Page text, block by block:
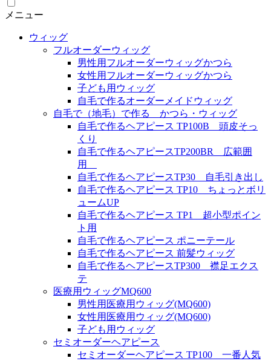
メニュー
ウィッグ
フルオーダーウィッグ
男性用フルオーダーウィッグかつら
女性用フルオーダーウィッグかつら
子ども用ウィッグ
自毛で作るオーダーメイドウィッグ
自毛で（地毛）で作る かつら・ウィッグ
自毛で作るヘアピース TP100B 頭皮そっ
くり
自毛で作るヘアピースTP200BR 広範囲
用
自毛で作るヘアピースTP30 自毛引き出し
自毛で作るヘアピース TP10 ちょっとボリ
ュームUP
自毛で作るヘアピース TP1 超小型ポイン
ト用
自毛で作るヘアピース ポニーテール
自毛で作るヘアピース 前髪ウィッグ
自毛で作るヘアピースTP300 襟足エクス
テ
医療用ウィッグMQ600
男性用医療用ウィッグ(MQ600)
女性用医療用ウィッグ(MQ600)
子ども用ウィッグ
セミオーダーヘアピース
セミオーダーヘアピース TP100 一番人気